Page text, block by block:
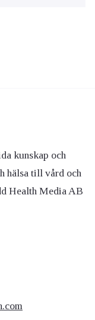
kunskap och
hälsa till vård och
Health Media AB